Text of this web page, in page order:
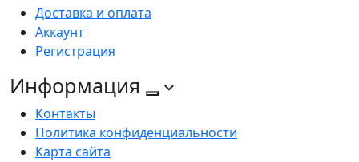
Доставка и оплата
Аккаунт
Регистрация
Информация
Контакты
Политика конфиденциальности
Карта сайта